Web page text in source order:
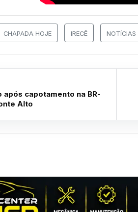
CHAPADA HOJE IRECÊ NOTÍCIAS
capotamento na BR-
Alto